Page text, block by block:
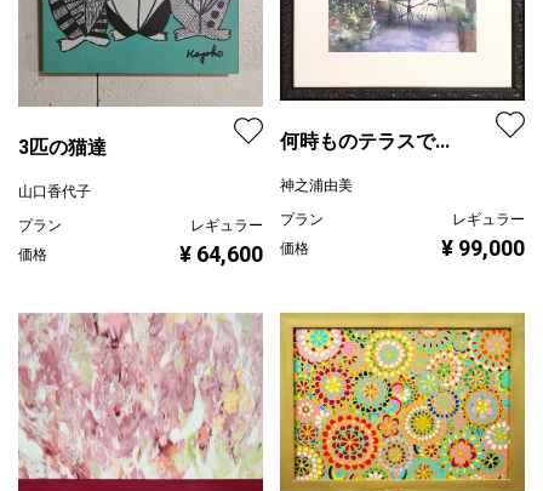
3匹の猫達
山口香代子
プラン
レギュラー
価格
¥ 64,600
何時ものテラスで...
神之浦由美
プラン
レギュラー
価格
¥ 99,000